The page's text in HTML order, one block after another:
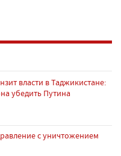
власти в Таджикистане:
убедить Путина
с уничтожением